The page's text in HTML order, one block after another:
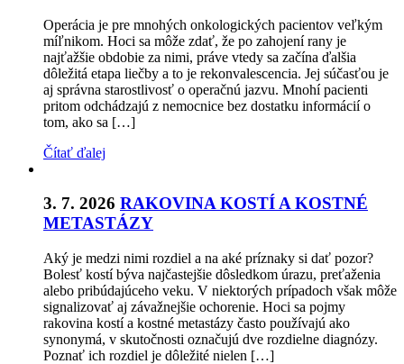
Operácia je pre mnohých onkologických pacientov veľkým
míľnikom. Hoci sa môže zdať, že po zahojení rany je
najťažšie obdobie za nimi, práve vtedy sa začína ďalšia
dôležitá etapa liečby a to je rekonvalescencia. Jej súčasťou je
aj správna starostlivosť o operačnú jazvu. Mnohí pacienti
pritom odchádzajú z nemocnice bez dostatku informácií o
tom, ako sa […]
Čítať ďalej
3. 7. 2026 RAKOVINA KOSTÍ A KOSTNÉ
METASTÁZY
Aký je medzi nimi rozdiel a na aké príznaky si dať pozor?
Bolesť kostí býva najčastejšie dôsledkom úrazu, preťaženia
alebo pribúdajúceho veku. V niektorých prípadoch však môže
signalizovať aj závažnejšie ochorenie. Hoci sa pojmy
rakovina kostí a kostné metastázy často používajú ako
synonymá, v skutočnosti označujú dve rozdielne diagnózy.
Poznať ich rozdiel je dôležité nielen […]